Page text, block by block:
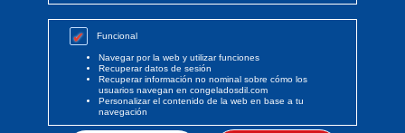
Funcional
Navegar por la web y utilizar funciones
Recuperar datos de sesión
Recuperar información no nominal sobre cómo los
usuarios navegan en congeladosdil.com
Personalizar el contenido de la web en base a tu
navegación
© Copyright 2020 Congelados Dil